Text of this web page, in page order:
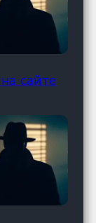
сайте